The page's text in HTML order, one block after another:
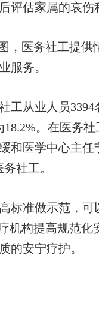
评估家属的哀
医务社工提供
服务。
从业人员3394
。在医务
和医学中心主
社工。
准做示范，可
机构提高规范
的安宁疗护。